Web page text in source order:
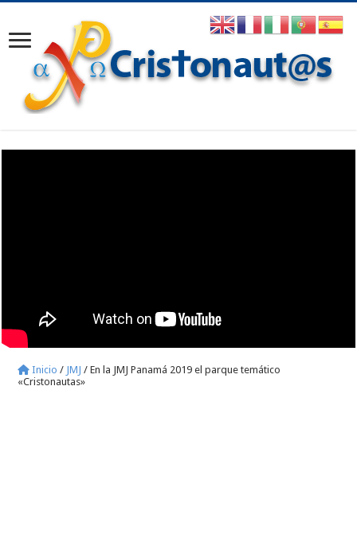
Inicio / JMJ / En la JMJ Panamá 2019 el parque temático
«Cristonautas»